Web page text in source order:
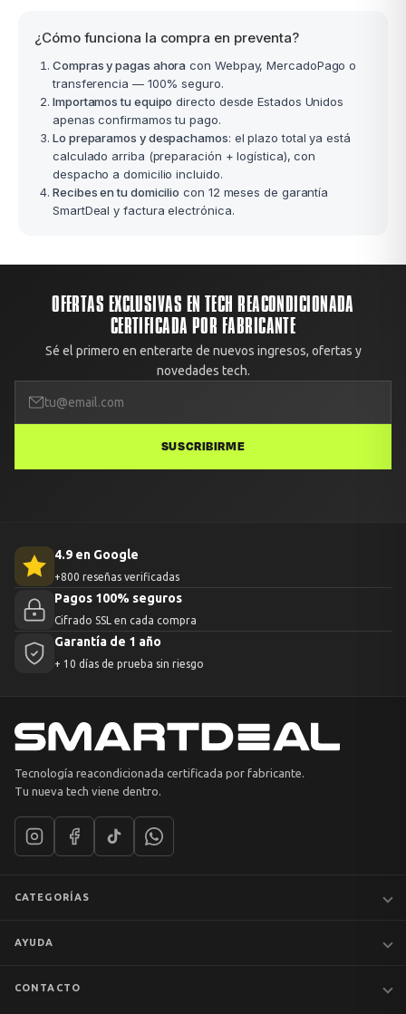
¿Cómo funciona la compra en preventa?
Compras y pagas ahora con Webpay, MercadoPago o
transferencia — 100% seguro.
Importamos tu equipo directo desde Estados Unidos
apenas confirmamos tu pago.
Lo preparamos y despachamos: el plazo total ya está
calculado arriba (preparación + logística), con
despacho a domicilio incluido.
Recibes en tu domicilio con 12 meses de garantía
SmartDeal y factura electrónica.
OFERTAS EXCLUSIVAS EN TECH REACONDICIONADA
CERTIFICADA POR FABRICANTE
Sé el primero en enterarte de nuevos ingresos, ofertas y
novedades tech.
SUSCRIBIRME
4.9 en Google
+800 reseñas verificadas
Pagos 100% seguros
Cifrado SSL en cada compra
Garantía de 1 año
+ 10 días de prueba sin riesgo
Tecnología reacondicionada certificada por fabricante.
Tu nueva tech viene dentro.
CATEGORÍAS
AYUDA
CONTACTO